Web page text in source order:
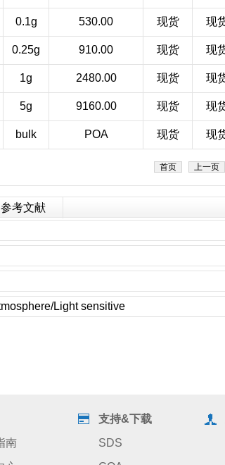
0.1g 530.00 现货 现
0.25g 910.00 现货 现
1g 2480.00 现货 现
5g 9160.00 现货 现
bulk POA 现货 现
首页 上一页
参考文献
Light sensitive
南
支持&下载
SDS